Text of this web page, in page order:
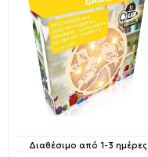
Διαθέσιμο από 1-3 ημέρες